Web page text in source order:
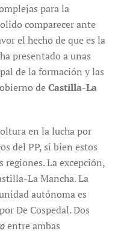
para la
comparecer ante
el hecho de que es la
presentado a unas
de la formación y las
deCastilla-La
en la lucha por
del PP, si bien estos
regiones. La excepción,
La Mancha. La
autónoma es
De Cospedal. Dos
entre ambas